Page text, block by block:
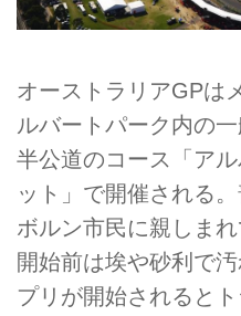
オーストラリアGPは
ルバートパーク内の
半公道のコース「ア
ット」で開催される
ボルン市民に親しま
開始前は埃や砂利で
プリが開始されると